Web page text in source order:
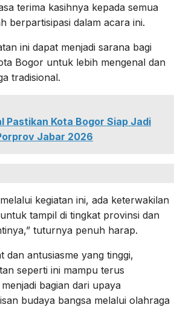
terima kasihnya kepada semua
berpartisipasi dalam acara ini.
ini dapat menjadi sarana bagi
Bogor untuk lebih mengenal dan
tradisional.
Pastikan Kota Bogor Siap Jadi
Jabar 2026
kegiatan ini, ada keterwakilan
untuk tampil di tingkat provinsi dan
tuturnya penuh harap.
dan antusiasme yang tinggi,
seperti ini mampu terus
bagian dari upaya
budaya bangsa melalui olahraga